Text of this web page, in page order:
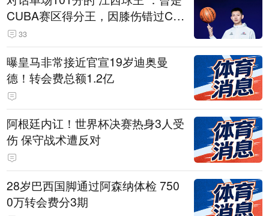
CUBA赛区得分王，因膝伤错过CB
A选秀
33
曝皇马非常接近官宣19岁迪奥曼
德！转会费总额1.2亿
阿根廷内讧！世界杯决赛热身3人受
伤 保守战术遭反对
28岁巴西国脚通过阿森纳体检 750
0万转会费分3期